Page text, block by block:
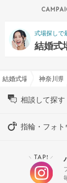
式場探しで
結婚式
結婚式場を探すなら
神奈川県
相談して探す
指輪・フォ
＼ TAP! ／